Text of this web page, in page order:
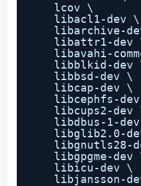
lcov \
libacl1-dev \
libarchive-
libattr1-dev
libavahi-
libblkid-dev
libbsd-dev \
libcap-dev \
libcephfs-
libcups2-dev
libdbus-1-
libglib2.0-
libgnutls28-
libgpgme-dev
libicu-dev \
libjansson-